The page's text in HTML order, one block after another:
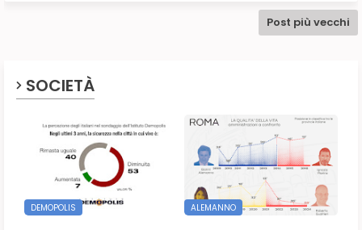
Post più vecchi
SOCIETÀ
DEMOPOLIS ALEMANNO